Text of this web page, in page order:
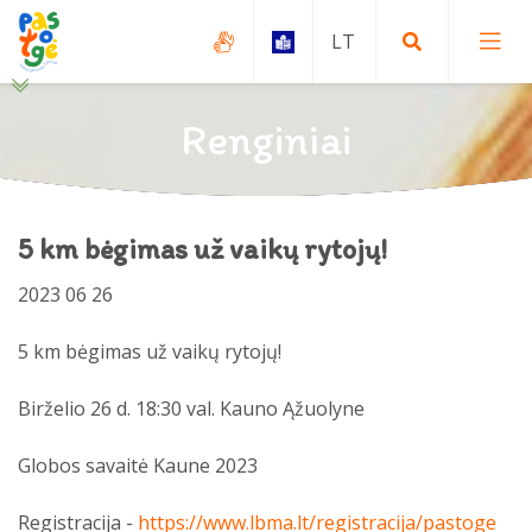
Apsisprendusiems globoti
Funkcijos
Globos centro įgyvendinami projektai
Paslaugos
Paslaugų gavimo tvarka
Specialistų komanda
Projektai
Savanoriška globa (svečiavimasis)
Renginiai
5 km bėgimas už vaikų rytojų!
2023 06 26
5 km bėgimas už vaikų rytojų!
Birželio 26 d. 18:30 val. Kauno Ąžuolyne
Globos savaitė Kaune 2023
Registracija - https://www.lbma.lt/registracija/pastoge